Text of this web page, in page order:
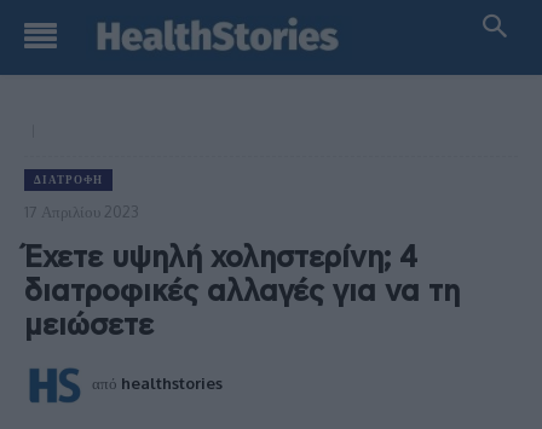
ΔΙΑΤΡΟΦΉ
17 Απριλίου 2023
Έχετε υψηλή χοληστερίνη; 4
διατροφικές αλλαγές για να τη
μειώσετε
από healthstories